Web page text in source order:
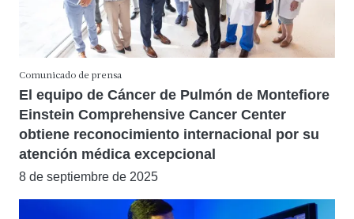
Comunicado de prensa
El equipo de Cáncer de Pulmón de Montefiore
Einstein Comprehensive Cancer Center
obtiene reconocimiento internacional por su
atención médica excepcional
8 de septiembre de 2025